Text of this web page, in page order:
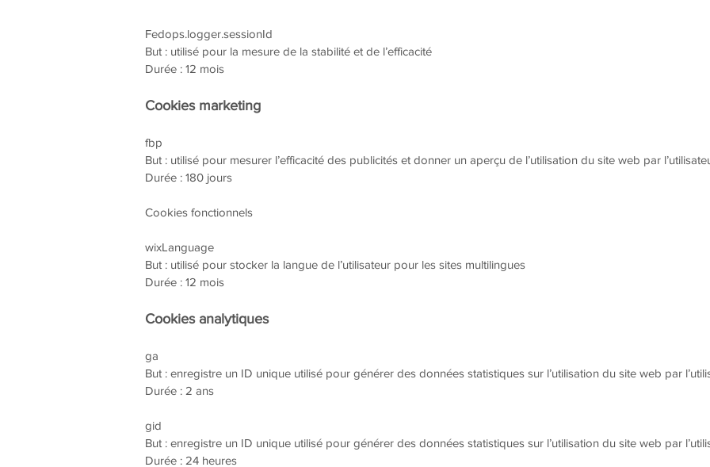
Fedops.logger.sessionId
But : utilisé pour la mesure de la stabilité et de l’efficacité
Durée : 12 mois
Cookies marketing
fbp
But : utilisé pour mesurer l’efficacité des publicités et donner un aperçu de l’utilisation du site web par
Durée : 180 jours
Cookies fonctionnels
wixLanguage
But : utilisé pour stocker la langue de l’utilisateur pour les sites multilingues
Durée : 12 mois
Cookies analytiques
ga
But : enregistre un ID unique utilisé pour générer des données statistiques sur l’utilisation du site web par
Durée : 2 ans
gid
But : enregistre un ID unique utilisé pour générer des données statistiques sur l’utilisation du site web par
Durée : 24 heures